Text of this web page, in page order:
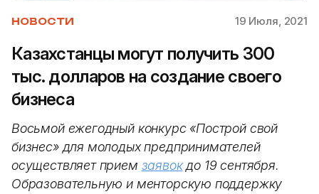
НОВОСТИ 19 Июля, 2021
Казахстанцы могут получить 300
тыс. долларов на создание своего
бизнеса
Восьмой ежегодный конкурс «Построй свой
бизнес» для молодых предпринимателей
осуществляет прием заявокдо 19 сентября.
Образовательную и менторскую поддержку